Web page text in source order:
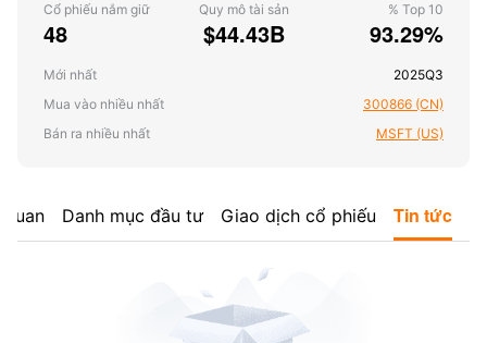
Cổ phiếu nắm giữ Quy mô tài sản % Top 10
48 $44.43B 93.29%
Mới nhất
2025Q3
Mua vào nhiều nhất
300866 (CN)
Bán ra nhiều nhất
MSFT (US)
Danh mục đầu tư Giao dịch cổ phiếu Tin tức